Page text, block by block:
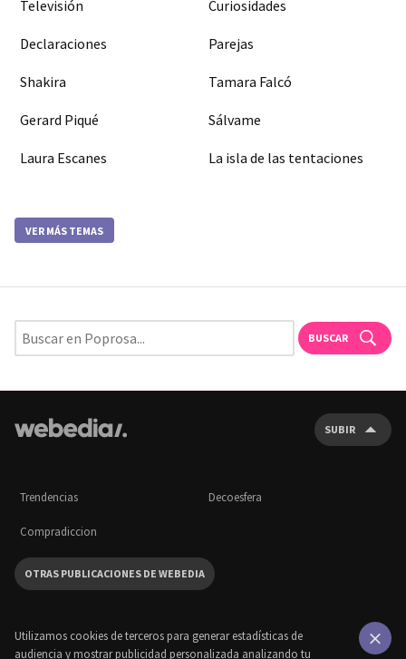
Televisión Curiosidades
Declaraciones Parejas
Shakira Tamara Falcó
Gerard Piqué Sálvame
Laura Escanes La isla de las tentaciones
VER MÁS TEMAS
BUSCAR
SUBIR
Trendencias Decoesfera
Compradiccion
OTRAS PUBLICACIONES DE WEBEDIA
Utilizamos cookies de terceros para generar estadísticas de
audiencia y mostrar publicidad personalizada analizando tu